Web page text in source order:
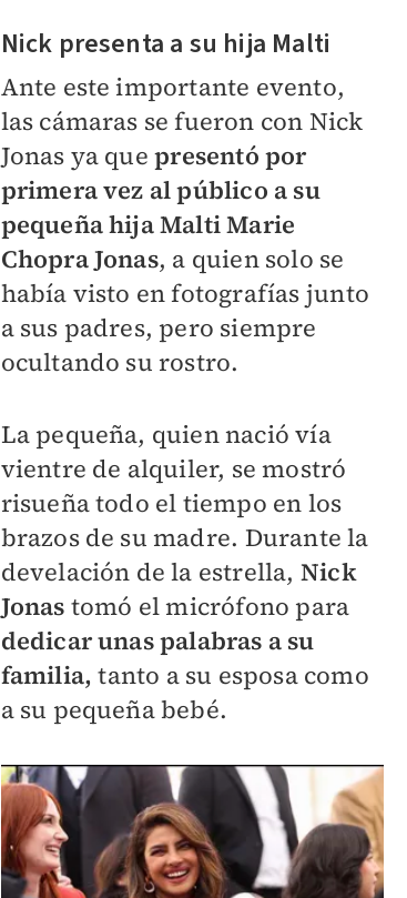
Nick presenta a su hija Malti
Ante este importante evento,
las cámaras se fueron con Nick
Jonas ya que presentó por
primera vez al público a su
pequeña hija Malti Marie
Chopra Jonas, a quien solo se
había visto en fotografías junto
a sus padres, pero siempre
ocultando su rostro.
La pequeña, quien nació vía
vientre de alquiler, se mostró
risueña todo el tiempo en los
brazos de su madre. Durante la
develación de la estrella, Nick
Jonas tomó el micrófono para
dedicar unas palabras a su
familia, tanto a su esposa como
a su pequeña bebé.